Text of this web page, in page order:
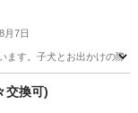
8月7日
す。子犬とお出かけの際
交換可)